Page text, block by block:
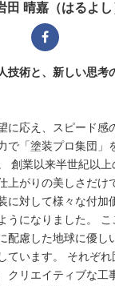
田 晴嘉（はるよし
技術と、新しい思考
に応え、スピード感
で「塗装プロ集団」
創業以来半世紀以上
上がりの美しさだけ
に対して様々な付加
うになりました。 こ
配慮した地球に優し
ています。 それぞれ
クリエイティブな工